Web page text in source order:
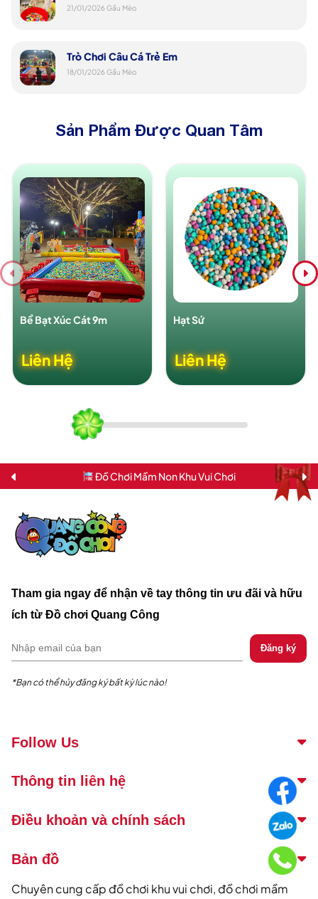
21/01/2026Gấu Mèo
Trò Chơi Câu Cá Trẻ Em
18/01/2026Gấu Mèo
Sản Phẩm Được Quan Tâm
Bể Bạt Xúc Cát 9m
Liên Hệ
Hạt Sứ
Liên Hệ
Đồ Chơi Mầm Non Khu Vui Chơi
Tham gia ngay để nhận về tay thông tin ưu đãi và hữu
ích từ Đồ chơi Quang Công
*Bạn có thể hủy đăng ký bất kỳ lúc nào!
Follow Us
Thông tin liên hệ
Điều khoản và chính sách
Bản đồ
Chuyên cung cấp đồ chơi khu vui chơi, đồ chơi mầm